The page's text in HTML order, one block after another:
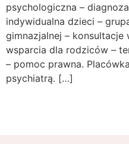
psychologiczna –
indywidualna dzieci –
gimnazjalnej – konsultacje
wsparcia dla rodziców –
– pomoc prawna.
psychiatrą. […]